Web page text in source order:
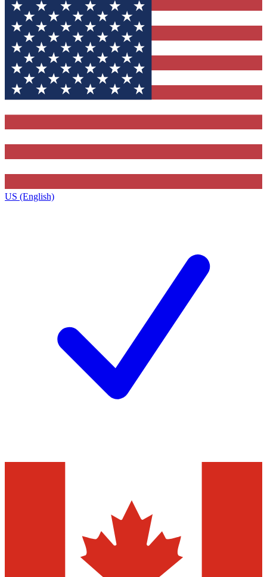
US (English)